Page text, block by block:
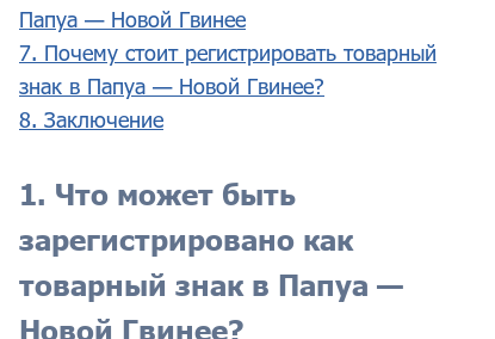
Папуа — Новой Гвинее
7. Почему стоит регистрировать товарный
знак в Папуа — Новой Гвинее?
8. Заключение
1. Что может быть
зарегистрировано как
товарный знак в Папуа —
Новой Гвинее?